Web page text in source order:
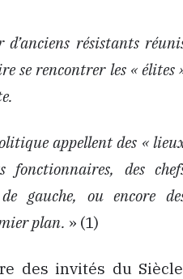
résistants
se rencontrer les « élites
appellent des «
des
gauche, ou encore
plan. » (1)
des invités du